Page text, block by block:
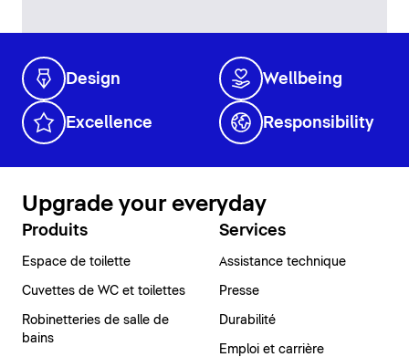
Design Wellbeing
Excellence Responsibility
Upgrade your everyday
Produits
Espace de toilette
Cuvettes de WC et toilettes
Robinetteries de salle de
bains
Services
Assistance technique
Presse
Durabilité
Emploi et carrière